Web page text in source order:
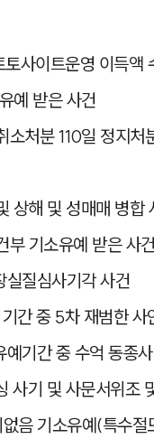
사이트운영 이득
예 받은 사건
소처분 110일 정지처
상해 및 성매매 병합
부 기소유예 받은 사건
실질심사기각 사건
간 중 5차 재범한
기간 중 수억 동종
사기 및 사문서위조
음 기소유예(특수